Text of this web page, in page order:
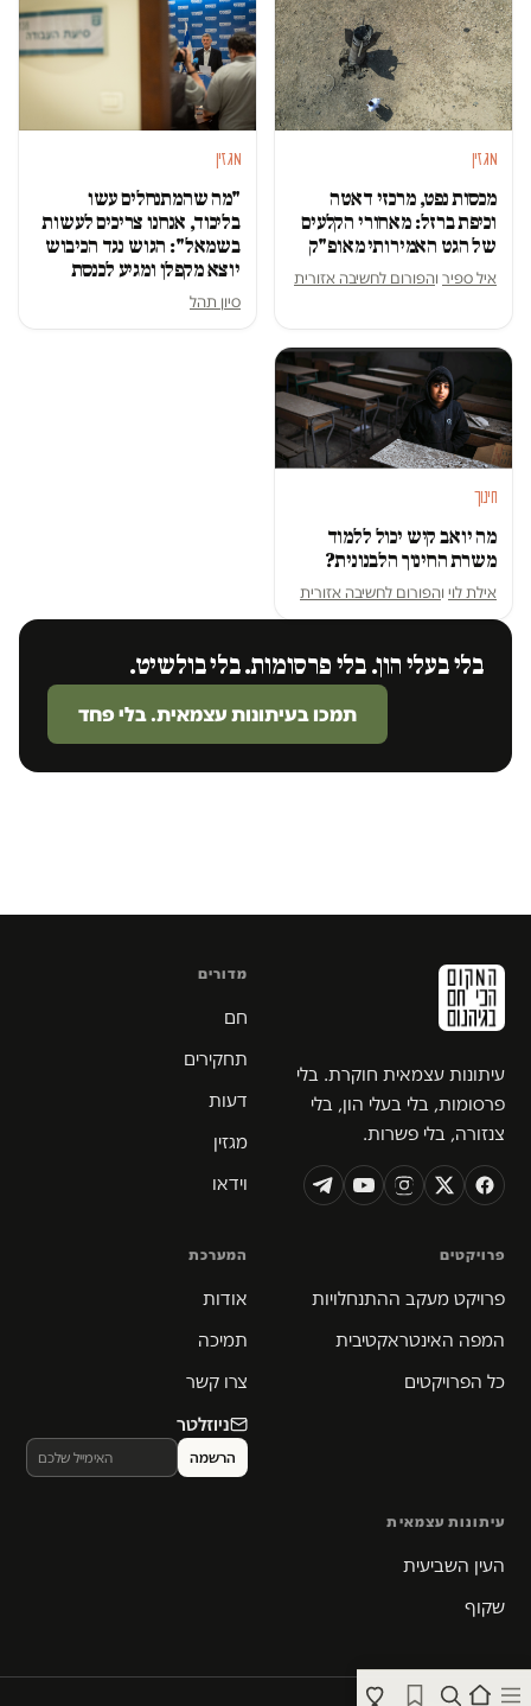
מגזין
מכסות נפט, מרכזי דאטה
וכיפת ברזל: מאחורי הקלעים
של הגט האמירותי מאופ"ק
איל ספיר והפורום לחשיבה אזורית
מגזין
"מה שהמתנחלים עשו
בליכוד, אנחנו צריכים לעשות
בשמאל": הגוש נגד הכיבוש
יוצא מקפלן ומגיע לכנסת
סיון תהל
חינוך
מה יואב קיש יכול ללמוד
משרת החינוך הלבנונית?
אילת לוי והפורום לחשיבה אזורית
בלי בעלי הון. בלי פרסומות. בלי בולשיט.
תמכו בעיתונות עצמאית. בלי פחד
עיתונות עצמאית חוקרת. בלי
פרסומות, בלי בעלי הון, בלי
צנזורה, בלי פשרות.
מדורים
חם
תחקירים
דעות
מגזין
וידאו
פרויקטים
פרויקט מעקב ההתנחלויות
המפה האינטראקטיבית
כל הפרויקטים
המערכת
אודות
תמיכה
צרו קשר
ניוזלטר
עיתונות עצמאית
העין השביעית
שקוף